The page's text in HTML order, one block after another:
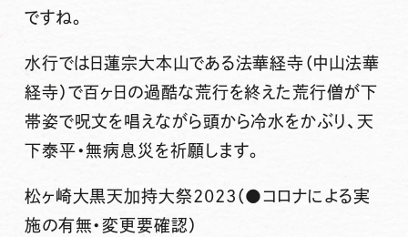
ですね。
水行では日蓮宗大本山である法華経寺（中山法華
経寺）で百ヶ日の過酷な荒行を終えた荒行僧が下
帯姿で呪文を唱えながら頭から冷水をかぶり、天
下泰平・無病息災を祈願します。
松ヶ崎大黒天加持大祭2023（●コロナによる実
施の有無・変更要確認）